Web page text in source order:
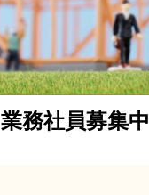
業務社員募集中